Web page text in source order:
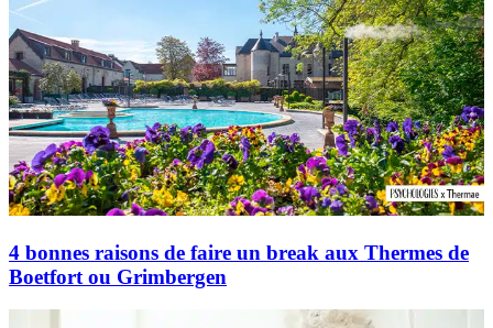
4 bonnes raisons de faire un break aux Thermes de
Boetfort ou Grimbergen